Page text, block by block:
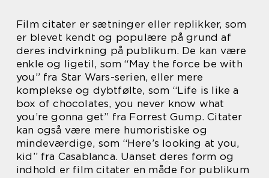
Film citater er sætninger eller replikker, som
er blevet kendt og populære på grund af
deres indvirkning på publikum. De kan være
enkle og ligetil, som “May the force be with
you” fra Star Wars-serien, eller mere
komplekse og dybtfølte, som “Life is like a
box of chocolates, you never know what
you’re gonna get” fra Forrest Gump. Citater
kan også være mere humoristiske og
mindeværdige, som “Here’s looking at you,
kid” fra Casablanca. Uanset deres form og
indhold er film citater en måde for publikum